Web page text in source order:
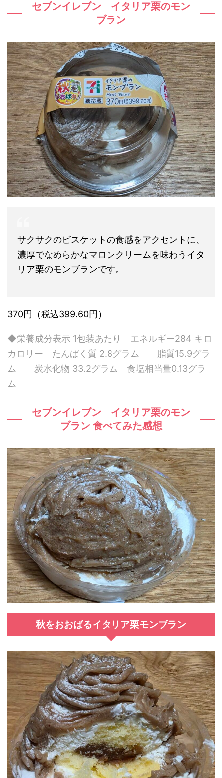
セブンイレブン イタリア栗のモン
ブラン
サクサクのビスケットの食感をアクセントに、
濃厚でなめらかなマロンクリームを味わうイタ
リア栗のモンブランです。
370円（税込399.60円）
◆栄養成分表示 1包装あたり エネルギー284 キロ
カロリー たんぱく質 2.8グラム 脂質15.9グラ
ム 炭水化物 33.2グラム 食塩相当量0.13グラ
ム
セブンイレブン イタリア栗のモン
ブラン 食べてみた感想
秋をおおばるイタリア栗モンブラン